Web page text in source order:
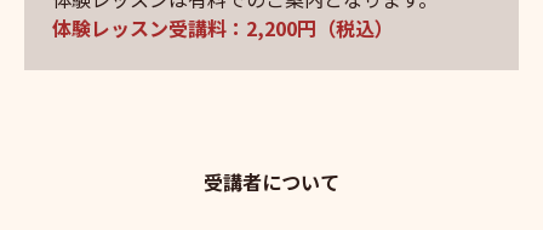
体験レッスン受講料：2,200円（税込）
受講者について